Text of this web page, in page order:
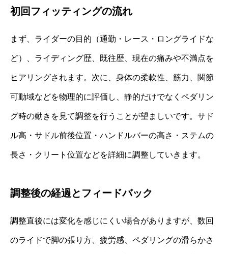
初回フィッティングの流れ
まず、ライダーの目的（通勤・レース・ロングライドな
ど）、ライディング歴、既往歴、現在の痛みや不満点を
ヒアリングされます。次に、身体の柔軟性、筋力、関節
可動域などを物理的に評価し、静的だけでなくペダリン
グ時の動きを見て調整を行うことが望ましいです。サド
ル高・サドル前後位置・ハンドルバーの高さ・ステムの
長さ・クリート位置などを詳細に調整していきます。
調整後の経過とフィードバック
調整直後には変化を感じにくい場合がありますが、数回
のライドで脚の張り方、疲労感、ペダリングの滑らかさ